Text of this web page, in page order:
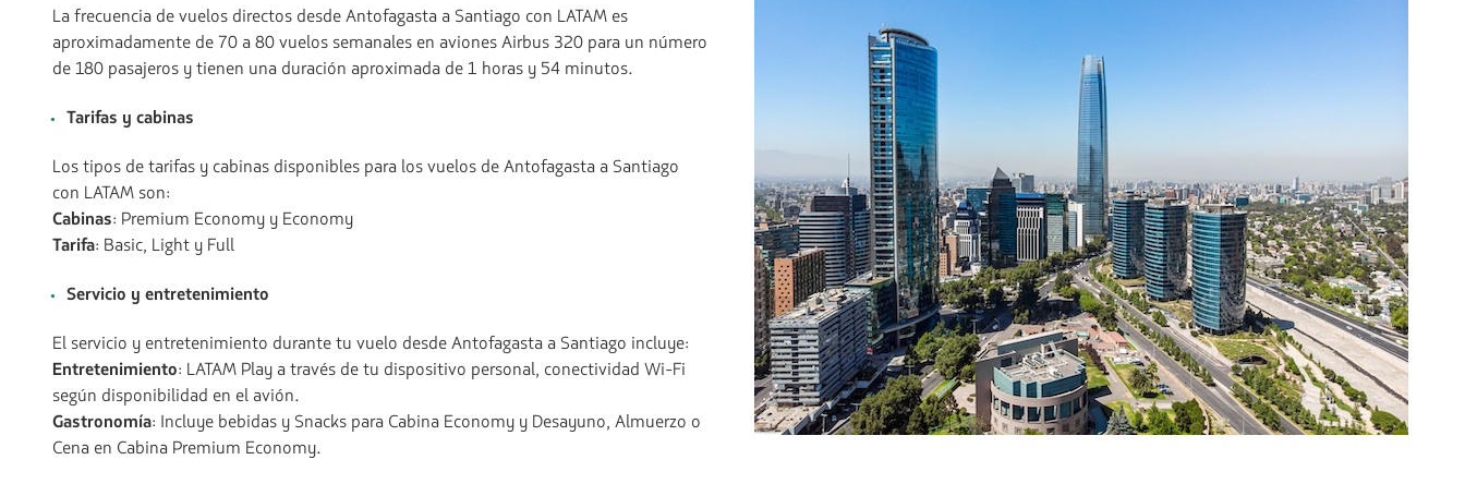
La frecuencia de vuelos directos desde Antofagasta a Santiago con LATAM es
aproximadamente de 70 a 80 vuelos semanales en aviones Airbus 320 para un número
de 180 pasajeros y tienen una duración aproximada de 1 horas y 54 minutos.
Tarifas y cabinas
Los tipos de tarifas y cabinas disponibles para los vuelos de Antofagasta a Santiago
con LATAM son:
Cabinas: Premium Economy y Economy
Tarifa: Basic, Light y Full
Servicio y entretenimiento
El servicio y entretenimiento durante tu vuelo desde Antofagasta a Santiago incluye:
Entretenimiento: LATAM Play a través de tu dispositivo personal, conectividad Wi-Fi
según disponibilidad en el avión.
Gastronomía: Incluye bebidas y Snacks para Cabina Economy y Desayuno, Almuerzo o
Cena en Cabina Premium Economy.